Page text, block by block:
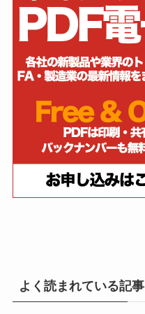
よく読まれている記事